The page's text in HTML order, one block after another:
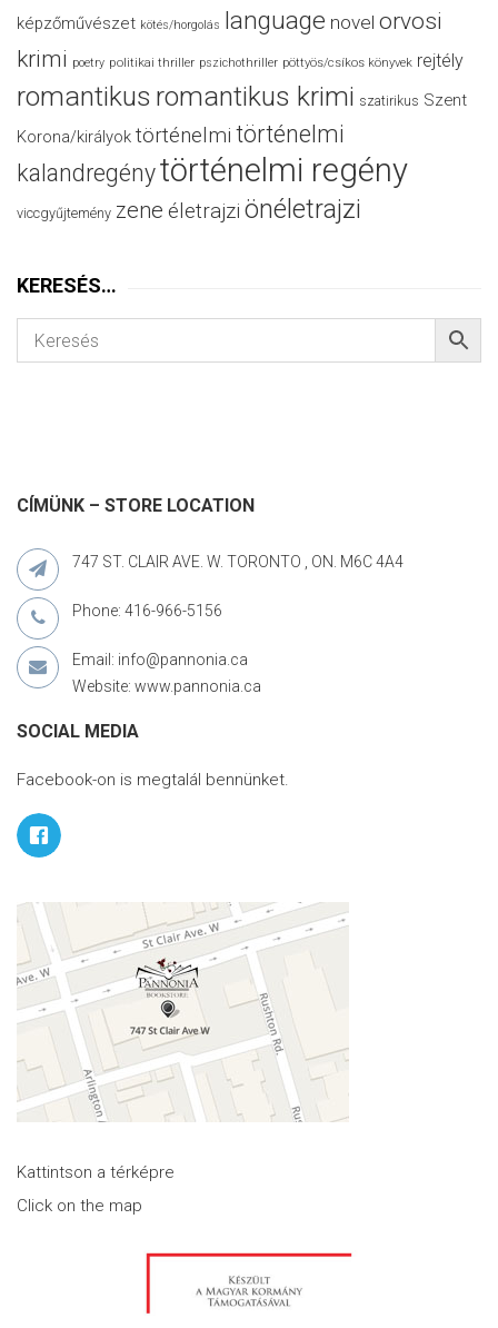
képzőművészet kötés/horgolás language novel orvosi
krimi poetry politikai thriller pszichothriller pöttyös/csíkos könyvek rejtély
romantikus romantikus krimi szatirikus Szent
Korona/királyok történelmi történelmi
kalandregénytörténelmi regény
viccgyűjtemény zene életrajzi önéletrajzi
KERESÉS…
CÍMÜNK – STORE LOCATION
747 ST. CLAIR AVE. W. TORONTO , ON. M6C 4A4
Phone: 416-966-5156
Email: info@pannonia.ca
Website: www.pannonia.ca
SOCIAL MEDIA
Facebook-on is megtalál bennünket.
Kattintson a térképre
Click on the map